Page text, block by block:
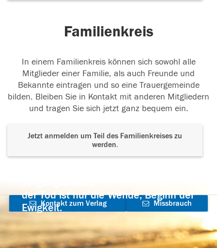
Familienkreis
In einem Familienkreis können sich sowohl alle
Mitglieder einer Familie, als auch Freunde und
Bekannte eintragen und so eine Trauergemeinde
bilden. Bleiben Sie in Kontakt mit anderen Mitgliedern
und tragen Sie sich jetzt ganz bequem ein.
Jetzt anmelden um Teil des Familienkreises zu
werden.
der Tod ist nur die Wende, Beginn der
Ewigkeit.
Kontakt zum Verlag
aufnehmen
Missbrauch